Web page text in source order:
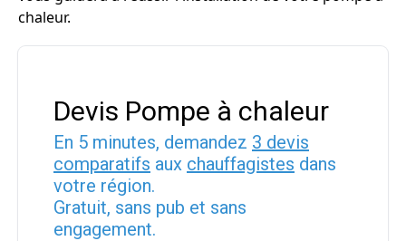
chaleur.
Devis Pompe à chaleur
En 5 minutes, demandez 3 devis
comparatifs aux chauffagistes dans
votre région.
Gratuit, sans pub et sans
engagement.